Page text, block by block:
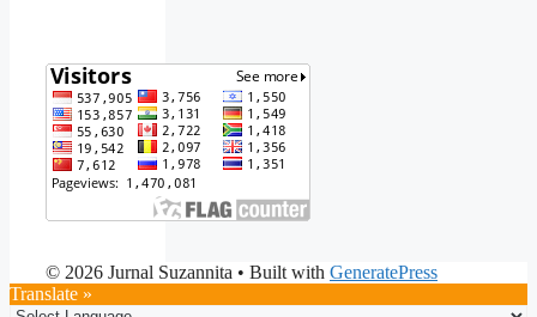
© 2026 Jurnal Suzannita • Built with GeneratePress
Translate »